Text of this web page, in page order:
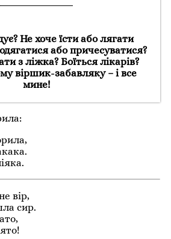
Не хоче їсти або лягати
або причесуватися?
з ліжка? Боїться лікарів?
віршик-забавляку – і все
мине!
вір,
сир.